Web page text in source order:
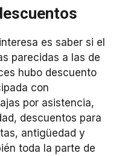
es saber si el
parecidas a las de
hubo descuento
con
por asistencia,
descuentos para
antigüedad y
toda la parte de